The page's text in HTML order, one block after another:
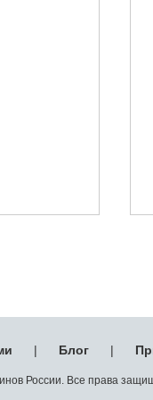
| Блог |
России. Все права